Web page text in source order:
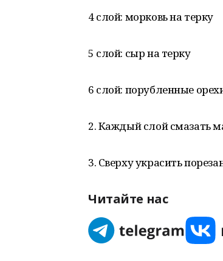
4 слой: морковь на терку
5 слой: сыр на терку
6 слой: порубленные
2. Каждый слой смазать
3. Сверху украсить
Читайте нас